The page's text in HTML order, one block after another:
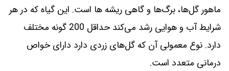
ماهور گل‌ها، برگ‌ها و گاهی ریشه ها است. این گیاه که در هر
شرایط آب و هوایی رشد می‌کند حداقل 200 گونه مختلف
دارد. نوع معمولی آن که گل‌های زردی دارد دارای خواص
درمانی متعدد است.